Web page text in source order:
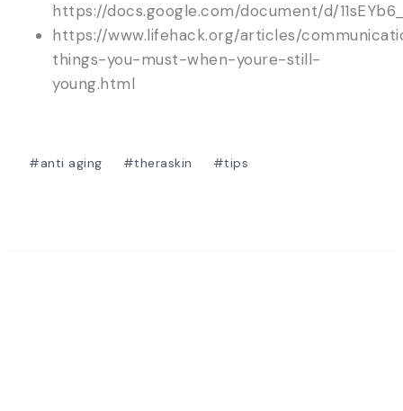
https://docs.google.com/document/d/
https://www.lifehack.org/articles/
things-you-must-when-youre-still-
young.html
#anti aging #theraskin #tips